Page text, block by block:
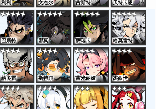
利利 文杰尔 古斯特 贝特卡恩
巴斯特 邪冥 萨瑞卡 哈莫雷特
纳多雷 斯特尔 吉米丽娅 杰西卡